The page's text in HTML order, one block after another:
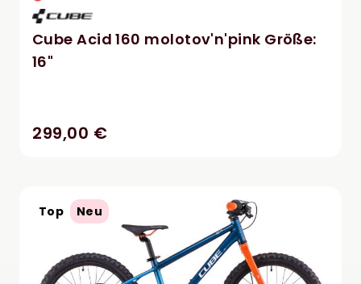
Cube Acid 160 molotov'n'pink Größe:
16"
299,00 €
Top Neu